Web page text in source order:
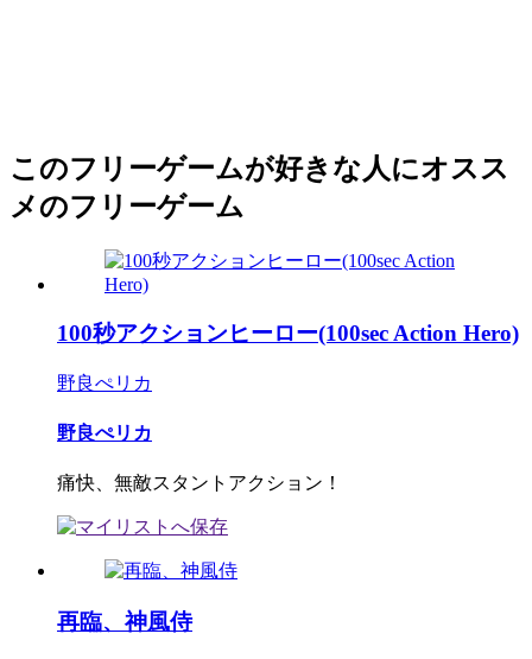
このフリーゲームが好きな人にオスス
メのフリーゲーム
100秒アクションヒーロー(100sec Action Hero)
野良ぺリカ
野良ぺリカ
痛快、無敵スタントアクション！
再臨、神風侍